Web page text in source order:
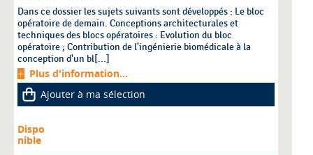
Dans ce dossier les sujets suivants sont développés : Le bloc
opératoire de demain. Conceptions architecturales et
techniques des blocs opératoires : Evolution du bloc
opératoire ; Contribution de l'ingénierie biomédicale à la
conception d'un bl[...]
Plus d'information...
Ajouter à ma sélection
Dispo
nible